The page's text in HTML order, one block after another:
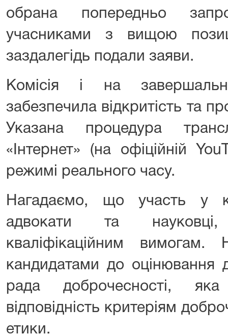
обрана попередньо
учасниками з вищою
заздалегідь подали заяви.
Комісія і на
забезпечила відкритість та
Указана процедура
«Інтернет» (на офіційній
режимі реального часу.
Нагадаємо, що участь у
адвокати та
кваліфікаційним вимогам.
кандидатами до оцінювання
рада доброчесності,
відповідність критеріям
етики.